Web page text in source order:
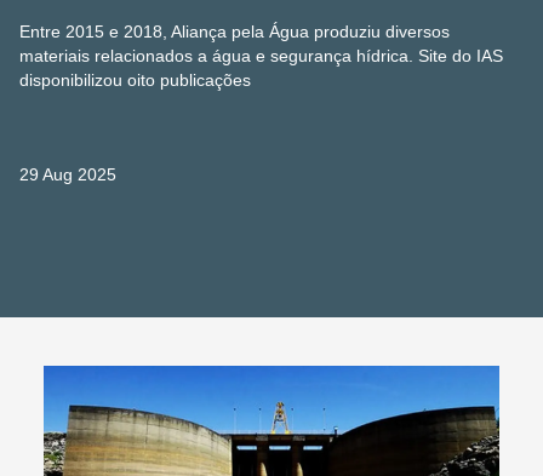
Entre 2015 e 2018, Aliança pela Água produziu diversos
materiais relacionados a água e segurança hídrica. Site do IAS
disponibilizou oito publicações
29 Aug 2025